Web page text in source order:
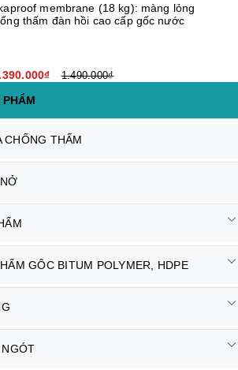
membrane (18 kg): màng lỏng
thấm đàn hồi cao cấp gốc nước
1.490.000₫
CHỐNG THẤM
GÔC BITUM POLYMER, HDPE